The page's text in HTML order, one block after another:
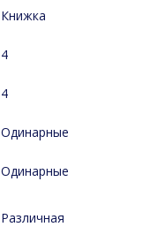
Книжка
4
4
Одинарные
Одинарные
Различная